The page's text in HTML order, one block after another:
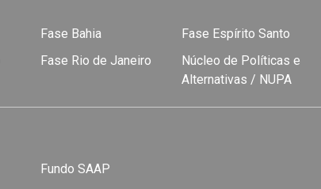
Fase Bahia Fase Espírito Santo
Fase Rio de Janeiro
Núcleo de Políticas e
Alternativas / NUPA
Fundo SAAP